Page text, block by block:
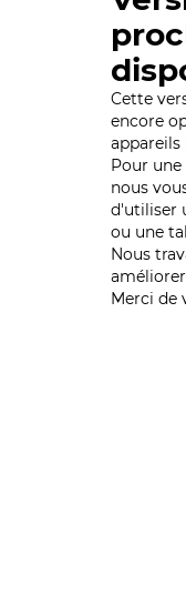
Cette
encore
appareils
Pour
nous
d'utiliser
ou une
Nous
Merci de